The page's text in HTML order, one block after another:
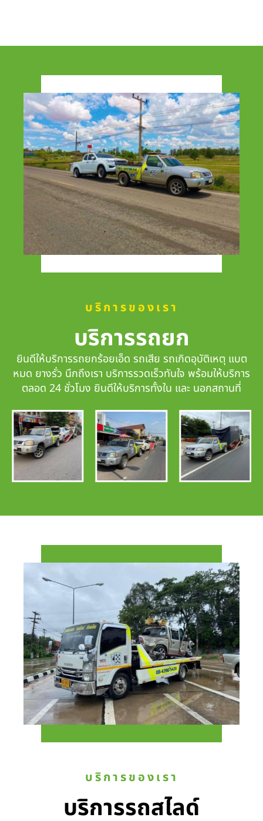
บริการของเรา
บริการรถยก
ยินดีให้บริการรถยกร้อยเอ็ด รถเสีย รถเกิดอุบัติเหตุ แบต
หมด ยางรั่ว นึกถึงเรา บริการรวดเร็วทันใจ พร้อมให้บริการ
ตลอด 24 ชั่วโมง ยินดีให้บริการทั้งใน และ นอกสถานที่
บริการของเรา
บริการรถสไลด์